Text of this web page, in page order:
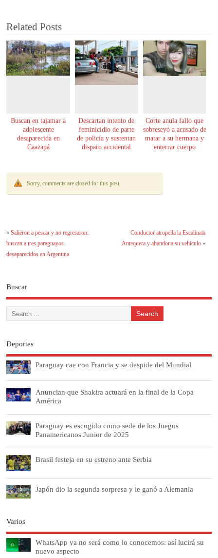
Related Posts
Buscan en tajamar a
adolescente
desaparecida en
Caazapá
Descartan intento de
feminicidio de parte
de policía y sustentan
disparo accidental
Corte anula fallo que
sobreseyó a acusado de
matar a su hermana y
enterrar cuerpo
Sorry, comments are closed for this post
«Salieron a pescar y no regresaron:
buscan a tres paraguayos
desaparecidos en Argentina
Conductor atropella la Escalinata
Antequera y abandona su vehículo»
Buscar
Deportes
Paraguay cae con Francia y se despide del Mundial
Anuncian que Shakira actuará en la final de la Copa
América
Paraguay es escogido como sede de los Juegos
Panamericanos Junior de 2025
Brasil festeja en su estreno ante Serbia
Japón dio la segunda sorpresa y le ganó a Alemania
Varios
WhatsApp ya no será como lo conocemos: así lucirá su
nuevo aspecto